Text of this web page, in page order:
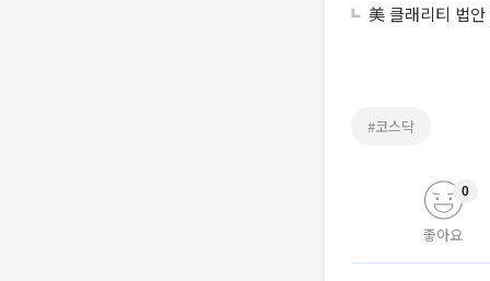
美 클래리티 법
#코스닥
좋아요
0